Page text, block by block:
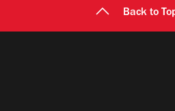
Back to